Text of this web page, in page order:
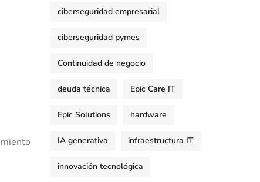
ciberseguridad empresarial
ciberseguridad pymes
Continuidad de negocio
deuda técnica Epic Care IT
Epic Solutions hardware
IA generativa infraestructura IT
innovación tecnológica